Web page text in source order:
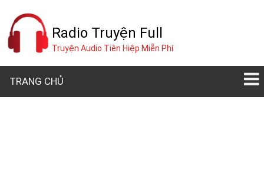
Radio Truyện Full
Truyện Audio Tiên Hiệp Miễn Phí
TRANG CHỦ